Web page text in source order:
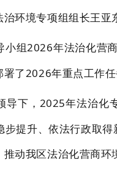
环境专项组组长王亚
组2026年法治化营
了2026年重点工作任
导下，2025年法治
提升、依法行政取
动我区法治化营商环